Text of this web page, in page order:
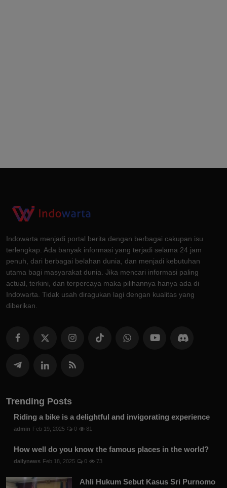
Indowarta menjadi portal berita dengan berbagai cakupan isu
terlengkap. Ada banyak informasi yang terjadi selama 24 jam
penuh, dari berbagai belahan dunia, dan menjadi kebutuhan
utama bagi masyarakat dunia. Jika mencari informasi paling
actual, terkini, dan terpercaya maka pilihannya hanya ada di
Indowarta. Tidak usah diragukan lagi dengan kualitas yang
diberikan.
Trending Posts
Riding a bike is a delightful and invigorating experience
admin Feb 19, 2025 0 81
How well do you know the famous places in the world?
dailynews Feb 18, 2025 0 73
Ahli Hukum Sebut Kasus Sri Purnomo